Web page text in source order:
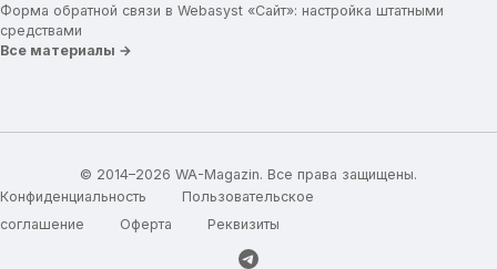
Форма обратной связи в Webasyst «Сайт»: настройка штатными
средствами
Все материалы →
© 2014–2026 WA-Magazin. Все права защищены.
Конфиденциальность
Пользовательское
соглашение
Оферта Реквизиты